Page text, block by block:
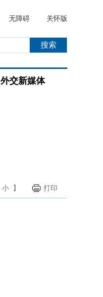
无障碍 关怀版
外交新媒体
小 】 打印